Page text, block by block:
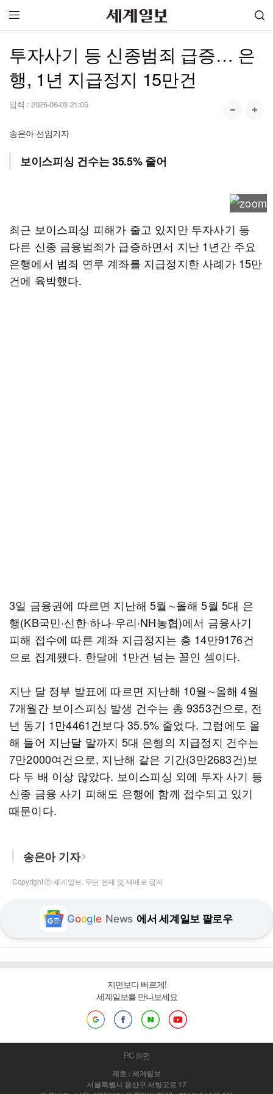
투자사기 등 신종범죄 급증… 은
행, 1년 지급정지 15만건
입력 : 2026-06-03 21:05
송은아 선임기자
보이스피싱 건수는 35.5% 줄어
최근 보이스피싱 피해가 줄고 있지만 투자사기 등
다른 신종 금융범죄가 급증하면서 지난 1년간 주요
은행에서 범죄 연루 계좌를 지급정지한 사례가 15만
건에 육박했다.
3일 금융권에 따르면 지난해 5월∼올해 5월 5대 은
행(KB국민·신한·하나·우리·NH농협)에서 금융사기
피해 접수에 따른 계좌 지급정지는 총 14만9176건
으로 집계됐다. 한달에 1만건 넘는 꼴인 셈이다.
지난 달 정부 발표에 따르면 지난해 10월∼올해 4월
7개월간 보이스피싱 발생 건수는 총 9353건으로, 전
년 동기 1만4461건보다 35.5% 줄었다. 그럼에도 올
해 들어 지난달 말까지 5대 은행의 지급정지 건수는
7만2000여건으로, 지난해 같은 기간(3만2683건)보
다 두 배 이상 많았다. 보이스피싱 외에 투자 사기 등
신종 금융 사기 피해도 은행에 함께 접수되고 있기
때문이다.
송은아 기자
Copyright ⓒ 세계일보. 무단 전재 및 재배포 금지
Google News 에서 세계일보 팔로우
지면보다 빠르게!
세계일보를 만나보세요
PC 화면
제호 : 세계일보
서울특별시 용산구 서빙고로 17